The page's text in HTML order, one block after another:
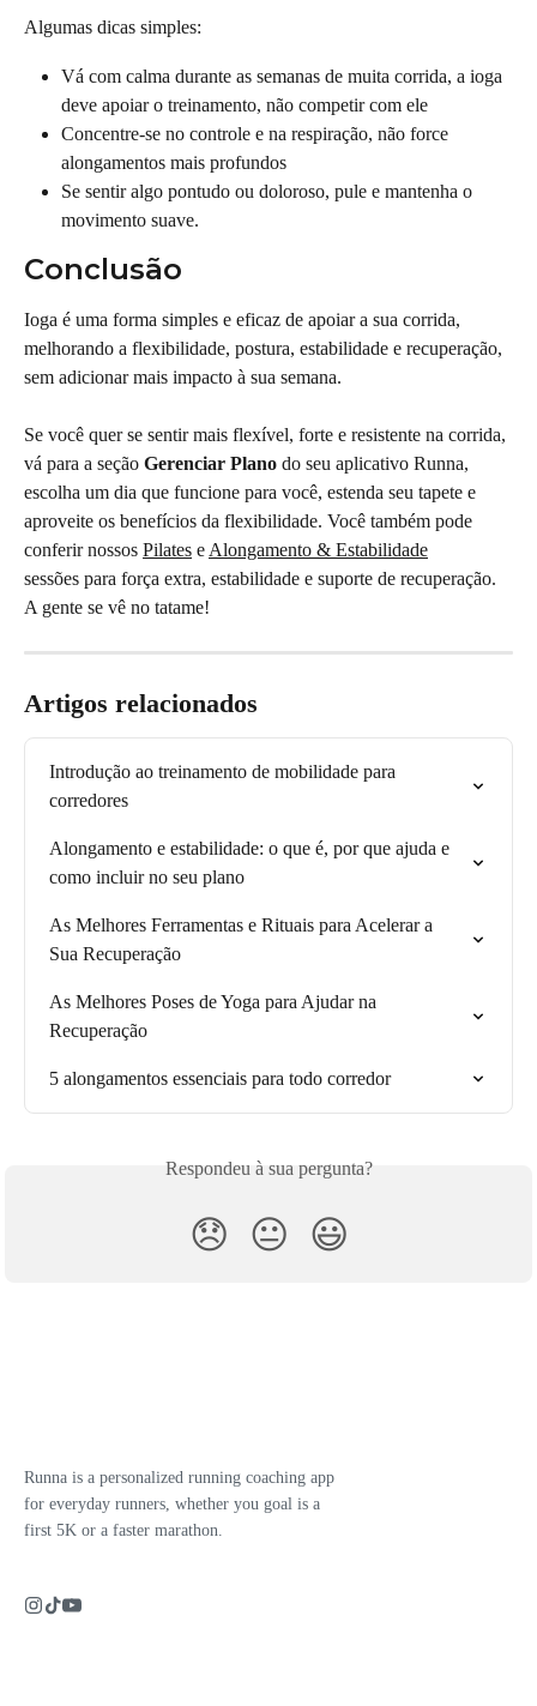
Algumas dicas simples:
Vá com calma durante as semanas de muita corrida, a ioga
deve apoiar o treinamento, não competir com ele
Concentre-se no controle e na respiração, não force
alongamentos mais profundos
Se sentir algo pontudo ou doloroso, pule e mantenha o
movimento suave.
Conclusão
Ioga é uma forma simples e eficaz de apoiar a sua corrida,
melhorando a flexibilidade, postura, estabilidade e recuperação,
sem adicionar mais impacto à sua semana.
Se você quer se sentir mais flexível, forte e resistente na corrida,
vá para a seção Gerenciar Plano do seu aplicativo Runna,
escolha um dia que funcione para você, estenda seu tapete e
aproveite os benefícios da flexibilidade. Você também pode
conferir nossos Pilates e Alongamento & Estabilidade
sessões para força extra, estabilidade e suporte de recuperação.
A gente se vê no tatame!
Artigos relacionados
Introdução ao treinamento de mobilidade para
corredores
Alongamento e estabilidade: o que é, por que ajuda e
como incluir no seu plano
As Melhores Ferramentas e Rituais para Acelerar a
Sua Recuperação
As Melhores Poses de Yoga para Ajudar na
Recuperação
5 alongamentos essenciais para todo corredor
Respondeu à sua pergunta?
😞 😐 😃
Runna is a personalized running coaching app
for everyday runners, whether you goal is a
first 5K or a faster marathon.